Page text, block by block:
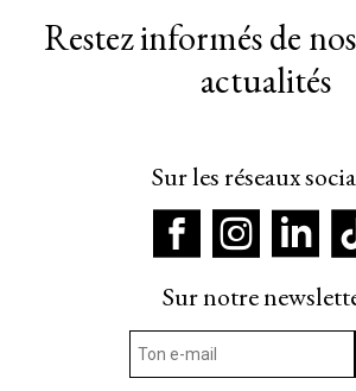
Restez informés de
actualités
Sur les réseaux
Sur notre